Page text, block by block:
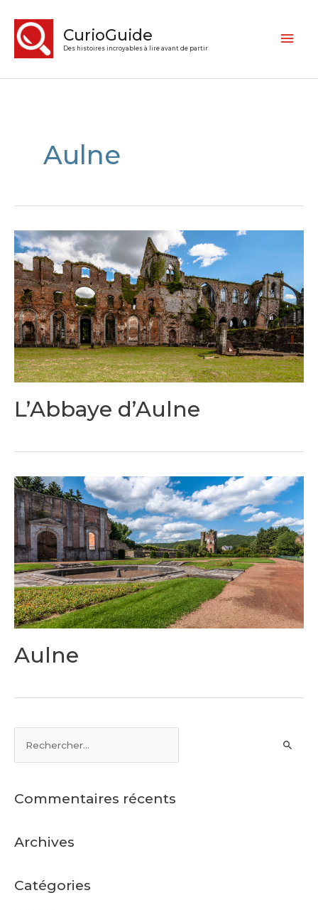
CurioGuide
Des histoires incroyables à lire avant de partir
Aulne
L’Abbaye d’Aulne
Aulne
Commentaires récents
Archives
Catégories